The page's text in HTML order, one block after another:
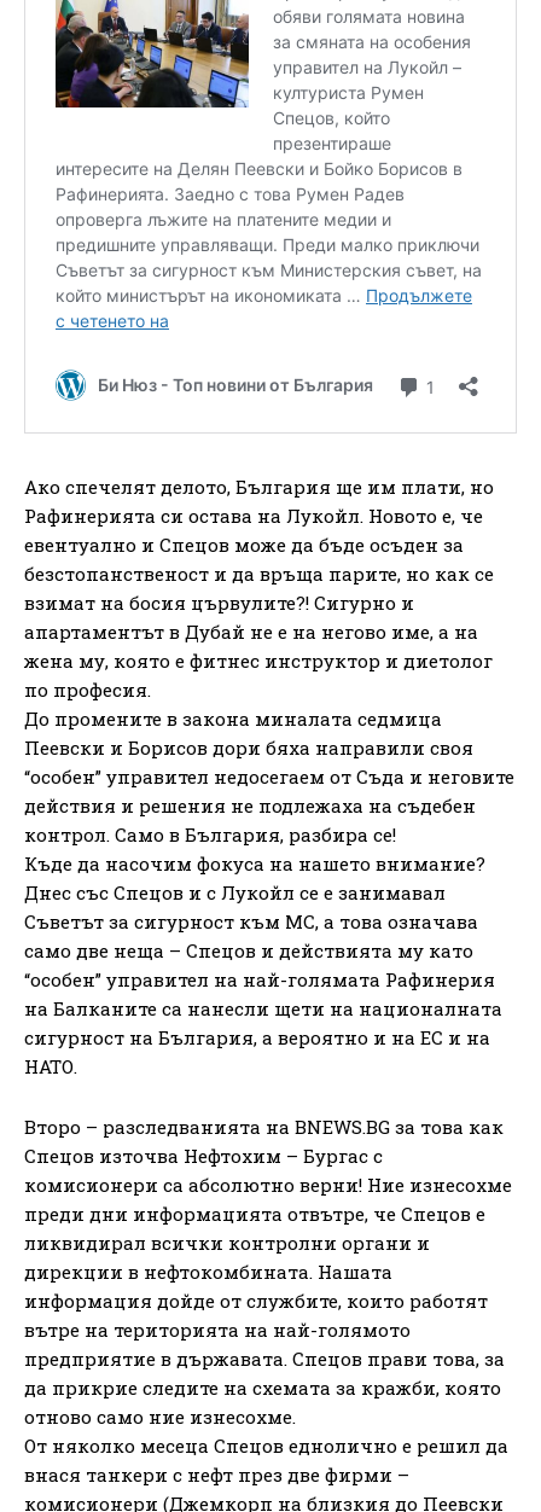
Ако спечелят делото, България ще им плати, но
Рафинерията си остава на Лукойл. Новото е, че
евентуално и Спецов може да бъде осъден за
безстопанственост и да връща парите, но как се
взимат на босия цървулите?! Сигурно и
апартаментът в Дубай не е на негово име, а на
жена му, която е фитнес инструктор и диетолог
по професия.
До промените в закона миналата седмица
Пеевски и Борисов дори бяха направили своя
“особен” управител недосегаем от Съда и неговите
действия и решения не подлежаха на съдебен
контрол. Само в България, разбира се!
Къде да насочим фокуса на нашето внимание?
Днес със Спецов и с Лукойл се е занимавал
Съветът за сигурност към МС, а това означава
само две неща – Спецов и действията му като
“особен” управител на най-голямата Рафинерия
на Балканите са нанесли щети на националната
сигурност на България, а вероятно и на ЕС и на
НАТО.
Второ – разследванията на BNEWS.BG за това как
Спецов източва Нефтохим – Бургас с
комисионери са абсолютно верни! Ние изнесохме
преди дни информацията отвътре, че Спецов е
ликвидирал всички контролни органи и
дирекции в нефтокомбината. Нашата
информация дойде от службите, които работят
вътре на територията на най-голямото
предприятие в държавата. Спецов прави това, за
да прикрие следите на схемата за кражби, която
отново само ние изнесохме.
От няколко месеца Спецов еднолично е решил да
внася танкери с нефт през две фирми –
комисионери (Джемкорп на близкия до Пеевски